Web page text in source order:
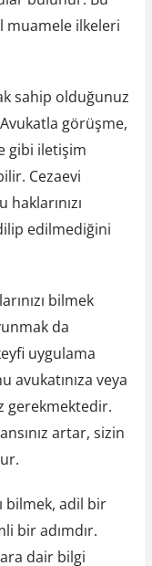
muamele ilkeleri
sahip olduğunuz
görüşme,
gibi iletişim
Cezaevi
edilmediğini
bilmek
da
uygulama
avukatınıza veya
gerekmektedir.
artar, sizin
bilmek, adil bir
bir adımdır.
dair bilgi